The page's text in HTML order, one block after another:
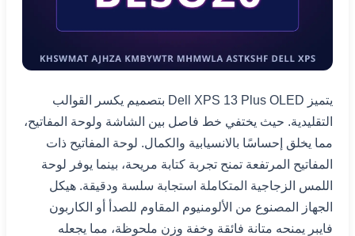
يتميز Dell XPS 13 Plus OLED بتصميم يكسر القوالب
التقليدية. حيث يختفي خط فاصل بين الشاشة ولوحة المفاتيح،
مما يخلق إحساسًا بالانسيابية والكمال. لوحة المفاتيح ذات
المفاتيح المرتفعة تمنح تجربة كتابة مريحة، بينما يوفر لوحة
اللمس الزجاجية المتكاملة استجابة سلسة ودقيقة. هيكل
الجهاز المصنوع من الألومنيوم المقاوم للصدأ أو الكاربون
فايبر يمنحه متانة فائقة وخفة وزن ملحوظة، مما يجعله